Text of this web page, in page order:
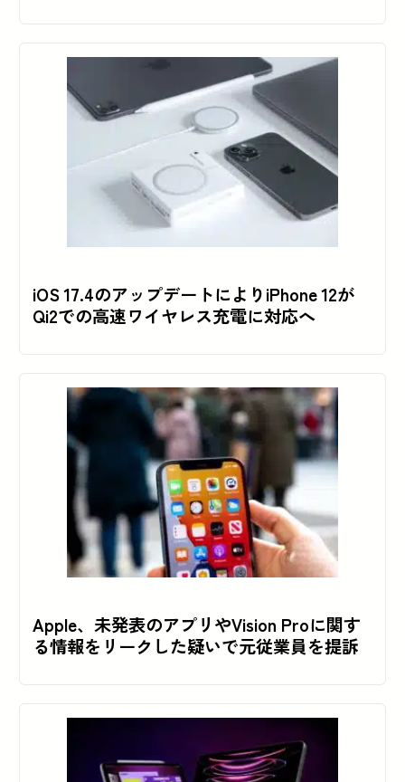
iOS 17.4のアップデートによりiPhone 12が
Qi2での高速ワイヤレス充電に対応へ
Apple、未発表のアプリやVision Proに関す
る情報をリークした疑いで元従業員を提訴